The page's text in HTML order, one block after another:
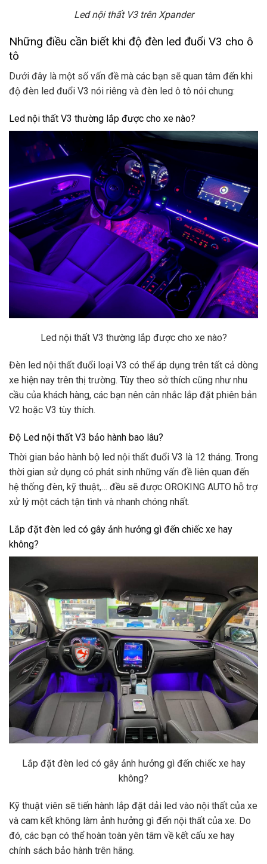
Led nội thất V3 trên Xpander
Những điều cần biết khi độ đèn led đuổi V3 cho ô
tô
Dưới đây là một số vấn đề mà các bạn sẽ quan tâm đến khi
độ đèn led đuổi V3 nói riêng và đèn led ô tô nói chung:
Led nội thất V3 thường lắp được cho xe nào?
Led nội thất V3 thường lắp được cho xe nào?
Đèn led nội thất đuổi loại V3 có thể áp dụng trên tất cả dòng
xe hiện nay trên thị trường. Tùy theo sở thích cũng như nhu
cầu của khách hàng, các bạn nên cân nhắc lắp đặt phiên bản
V2 hoặc V3 tùy thích.
Độ Led nội thất V3 bảo hành bao lâu?
Thời gian bảo hành bộ led nội thất đuổi V3 là 12 tháng. Trong
thời gian sử dụng có phát sinh những vấn đề liên quan đến
hệ thống đèn, kỹ thuật,… đều sẽ được OROKING AUTO hỗ trợ
xử lý một cách tận tình và nhanh chóng nhất.
Lắp đặt đèn led có gây ảnh hưởng gì đến chiếc xe hay
không?
Lắp đặt đèn led có gây ảnh hưởng gì đến chiếc xe hay
không?
Kỹ thuật viên sẽ tiến hành lắp đặt dải led vào nội thất của xe
và cam kết không làm ảnh hưởng gì đến nội thất của xe. Do
đó, các bạn có thể hoàn toàn yên tâm về kết cấu xe hay
chính sách bảo hành trên hãng.